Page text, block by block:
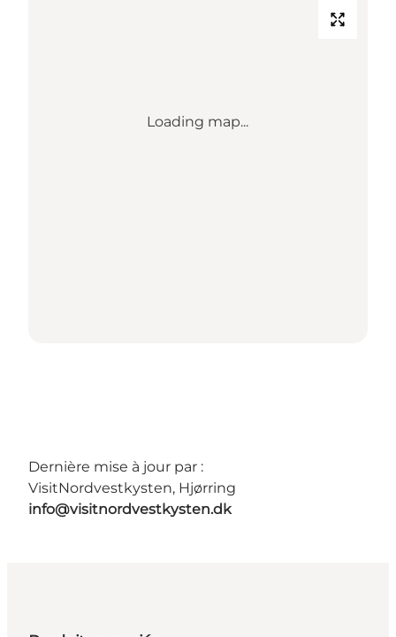
Loading map...
Dernière mise à jour par :
VisitNordvestkysten, Hjørring
info@visitnordvestkysten.dk